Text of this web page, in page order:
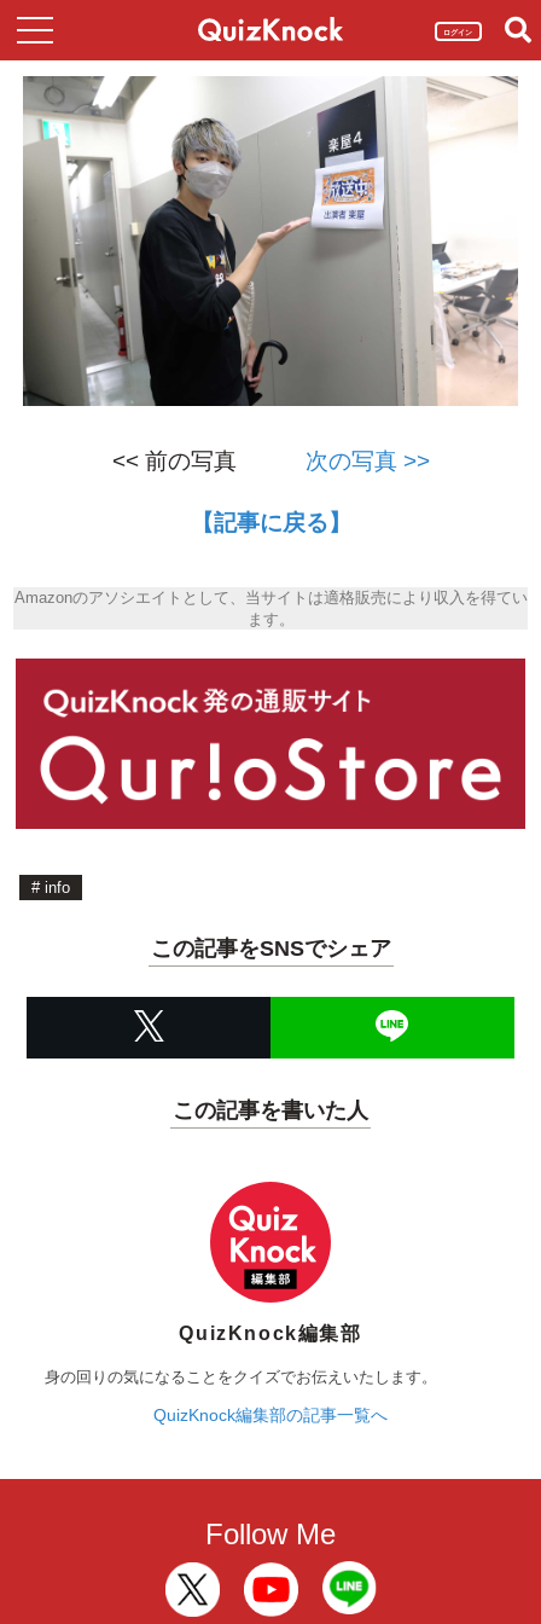
ログイン
<< 前の写真 次の写真 >>
【記事に戻る】
Amazonのアソシエイトとして、当サイトは適格販売により収入を得てい
ます。
# info
この記事をSNSでシェア
この記事を書いた人
QuizKnock編集部
身の回りの気になることをクイズでお伝えいたします。
QuizKnock編集部の記事一覧へ
Follow Me